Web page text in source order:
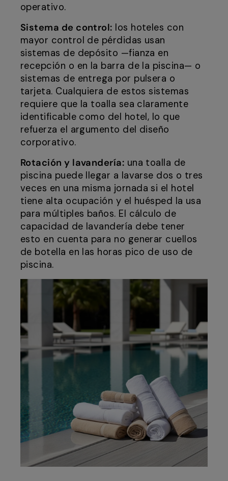
operativo.
Sistema de control: los hoteles con
mayor control de pérdidas usan
sistemas de depósito —fianza en
recepción o en la barra de la piscina— o
sistemas de entrega por pulsera o
tarjeta. Cualquiera de estos sistemas
requiere que la toalla sea claramente
identificable como del hotel, lo que
refuerza el argumento del diseño
corporativo.
Rotación y lavandería: una toalla de
piscina puede llegar a lavarse dos o tres
veces en una misma jornada si el hotel
tiene alta ocupación y el huésped la usa
para múltiples baños. El cálculo de
capacidad de lavandería debe tener
esto en cuenta para no generar cuellos
de botella en las horas pico de uso de
piscina.